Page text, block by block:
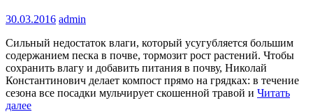
30.03.2016 admin
Сильный недостаток влаги, который усугубляется большим
содержанием песка в почве, тормозит рост растений. Чтобы
сохранить влагу и добавить питания в почву, Николай
Константинович делает компост прямо на грядках: в течение
сезона все посадки мульчирует скошенной травой и Читать
далее